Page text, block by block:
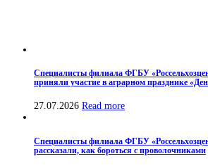
Специалисты филиала ФГБУ
приняли участие в аграрном празднике
27.07.2026 Read more
Специалисты филиала ФГБУ
рассказали, как бороться с проволочниками